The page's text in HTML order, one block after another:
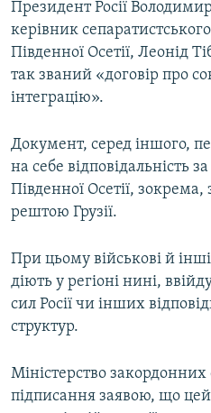
КТАТ
Усі сайти RFE/RL
Президент Росії
керівник сепаратистського
Південної Осетії, Леонід
так званий «договір про
інтеграцію».
Документ, серед іншого,
на себе відповідальність
Південної Осетії, зокрема,
рештою Грузії.
При цьому військові й
діють у регіоні нині,
сил Росії чи інших
структур.
Міністерство закордонних
підписання заявою, що